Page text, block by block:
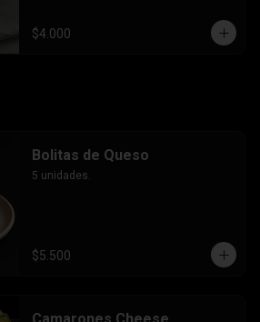
$4.000
Bolitas de Queso
5 unidades.
$5.500